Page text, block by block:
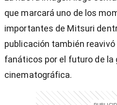
que marcará uno de los
importantes de Mitsuri
publicación también
fanáticos por el futuro de la
cinematográfica.